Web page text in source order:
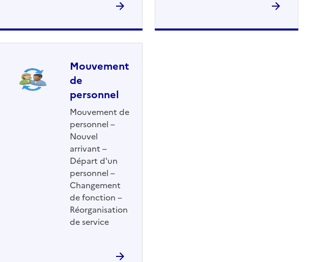
Mouvement
de
personnel
Mouvement de
personnel –
Nouvel
arrivant –
Départ d'un
personnel –
Changement
de fonction –
Réorganisation
de service